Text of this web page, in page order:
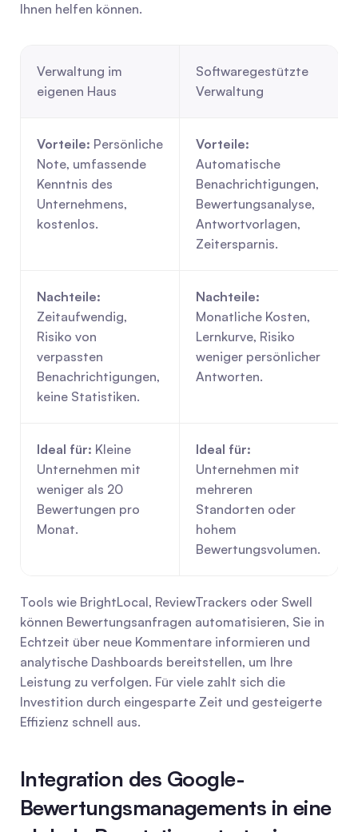
Ihnen helfen können.
Verwaltung im
eigenen Haus
Softwaregestützte
Verwaltung
Vorteile: Persönliche
Note, umfassende
Kenntnis des
Unternehmens,
kostenlos.
Vorteile:
Automatische
Benachrichtigungen,
Bewertungsanalyse,
Antwortvorlagen,
Zeitersparnis.
Nachteile:
Zeitaufwendig,
Risiko von
verpassten
Benachrichtigungen,
keine Statistiken.
Nachteile:
Monatliche Kosten,
Lernkurve, Risiko
weniger persönlicher
Antworten.
Ideal für: Kleine
Unternehmen mit
weniger als 20
Bewertungen pro
Monat.
Ideal für:
Unternehmen mit
mehreren
Standorten oder
hohem
Bewertungsvolumen.
Tools wie BrightLocal, ReviewTrackers oder Swell
können Bewertungsanfragen automatisieren, Sie in
Echtzeit über neue Kommentare informieren und
analytische Dashboards bereitstellen, um Ihre
Leistung zu verfolgen. Für viele zahlt sich die
Investition durch eingesparte Zeit und gesteigerte
Effizienz schnell aus.
Integration des Google-
Bewertungsmanagements in eine